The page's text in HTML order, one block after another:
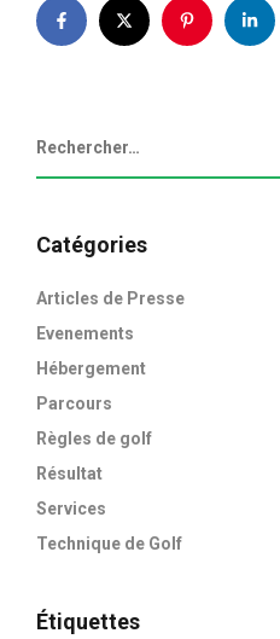
Catégories
Articles de Presse
Evenements
Hébergement
Parcours
Règles de golf
Résultat
Services
Technique de Golf
Étiquettes